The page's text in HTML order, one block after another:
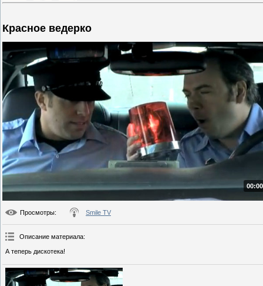
Красное ведерко
Просмотры: Smile TV
Описание материала:
А теперь дискотека!